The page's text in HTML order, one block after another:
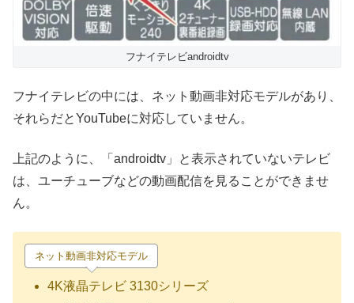
フナイテレビandroidtv
フナイテレビの中には、ネット動画非対応モデルがあり、
それらだとYouTubeに対応していません。
上記のように、「androidtv」と表示されていないテレビ
は、ユーチューブなどの動画配信を見ることができませ
ん。
ネット動画非対応モデル
4K液晶テレビ 3130シリーズ